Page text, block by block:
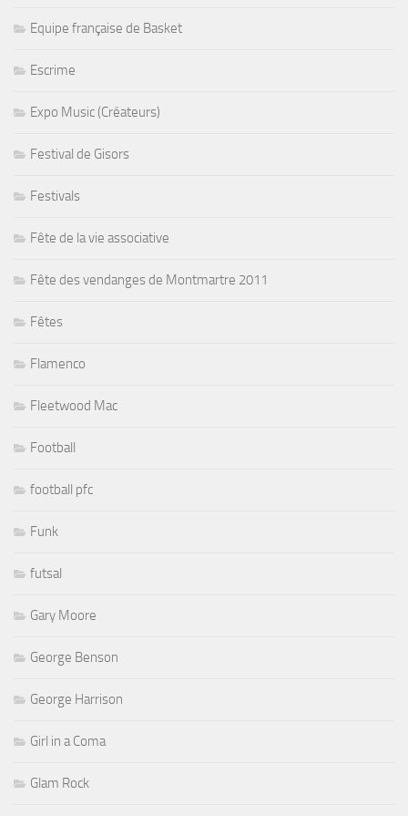
Equipe française de Basket
Escrime
Expo Music (Créateurs)
Festival de Gisors
Festivals
Fête de la vie associative
Fête des vendanges de Montmartre 2011
Fêtes
Flamenco
Fleetwood Mac
Football
football pfc
Funk
futsal
Gary Moore
George Benson
George Harrison
Girl in a Coma
Glam Rock